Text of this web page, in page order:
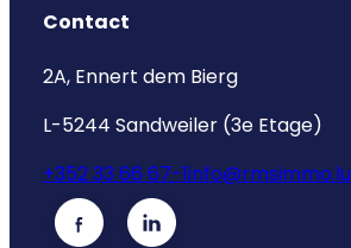
Contact
2A, Ennert dem Bierg
L-5244 Sandweiler (3e Etage)
+352 33 66 67-1info@rmsimmo.lu